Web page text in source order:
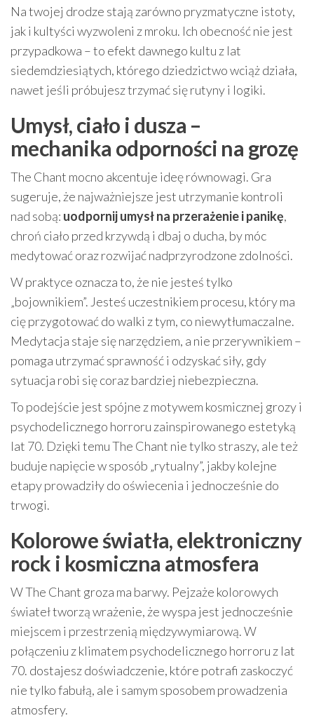
Na twojej drodze stają zarówno pryzmatyczne istoty,
jak i kultyści wyzwoleni z mroku. Ich obecność nie jest
przypadkowa – to efekt dawnego kultu z lat
siedemdziesiątych, którego dziedzictwo wciąż działa,
nawet jeśli próbujesz trzymać się rutyny i logiki.
Umysł, ciało i dusza –
mechanika odporności na grozę
The Chant mocno akcentuje ideę równowagi. Gra
sugeruje, że najważniejsze jest utrzymanie kontroli
nad sobą: uodpornij umysł na przerażenie i panikę,
chroń ciało przed krzywdą i dbaj o ducha, by móc
medytować oraz rozwijać nadprzyrodzone zdolności.
W praktyce oznacza to, że nie jesteś tylko
„bojownikiem”. Jesteś uczestnikiem procesu, który ma
cię przygotować do walki z tym, co niewytłumaczalne.
Medytacja staje się narzędziem, a nie przerywnikiem –
pomaga utrzymać sprawność i odzyskać siły, gdy
sytuacja robi się coraz bardziej niebezpieczna.
To podejście jest spójne z motywem kosmicznej grozy i
psychodelicznego horroru zainspirowanego estetyką
lat 70. Dzięki temu The Chant nie tylko straszy, ale też
buduje napięcie w sposób „rytualny”, jakby kolejne
etapy prowadziły do oświecenia i jednocześnie do
trwogi.
Kolorowe światła, elektroniczny
rock i kosmiczna atmosfera
W The Chant groza ma barwy. Pejzaże kolorowych
świateł tworzą wrażenie, że wyspa jest jednocześnie
miejscem i przestrzenią międzywymiarową. W
połączeniu z klimatem psychodelicznego horroru z lat
70. dostajesz doświadczenie, które potrafi zaskoczyć
nie tylko fabułą, ale i samym sposobem prowadzenia
atmosfery.